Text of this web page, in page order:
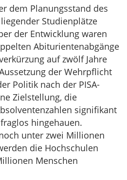
dem Planungsstand des
Studienplätze
der Entwicklung waren
Abiturientenabgänge
auf zwölf Jahre
der Wehrpflicht
Politik nach der PISA-
Zielstellung, die
signifikant
hingehauen.
unter zwei Millionen
die Hochschulen
Menschen